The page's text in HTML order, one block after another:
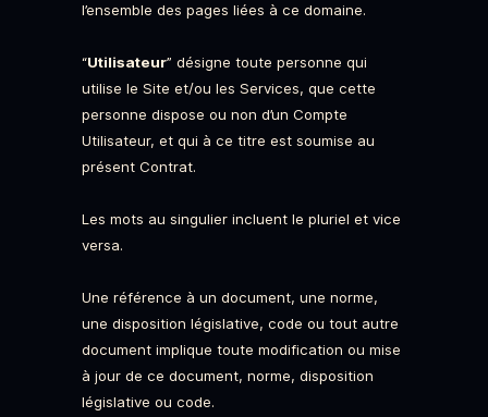
l’ensemble des pages liées à ce domaine.
“Utilisateur” désigne toute personne qui
utilise le Site et/ou les Services, que cette
personne dispose ou non d’un Compte
Utilisateur, et qui à ce titre est soumise au
présent Contrat.
Les mots au singulier incluent le pluriel et vice
versa.
Une référence à un document, une norme,
une disposition législative, code ou tout autre
document implique toute modification ou mise
à jour de ce document, norme, disposition
législative ou code.